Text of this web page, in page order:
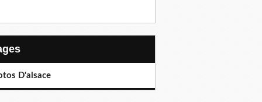
D'alsace